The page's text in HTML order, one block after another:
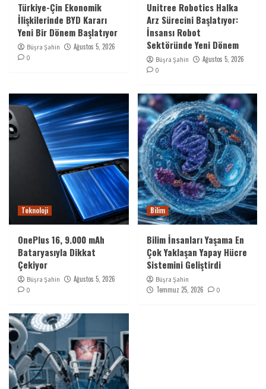
Türkiye-Çin Ekonomik
İlişkilerinde BYD Kararı
Yeni Bir Dönem Başlatıyor
Büşra Şahin Ağustos 5, 2026
0
Unitree Robotics Halka
Arz Sürecini Başlatıyor:
İnsansı Robot
Sektöründe Yeni Dönem
Büşra Şahin Ağustos 5, 2026
0
Teknoloji
OnePlus 16, 9.000 mAh
Bataryasıyla Dikkat
Çekiyor
Büşra Şahin Ağustos 5, 2026
0
Bilim
Bilim İnsanları Yaşama En
Çok Yaklaşan Yapay Hücre
Sistemini Geliştirdi
Büşra Şahin
Temmuz 25, 2026 0